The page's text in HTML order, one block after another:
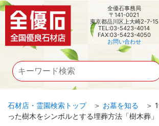
全優石事務局
〒141-0021
東京都品川区上大崎2-7-15
TEL:03-5423-4014
FAX:03-5423-4050
お問い合わせ
石材店・霊園検索トップ＞ お墓を知る ＞
った樹木をシンボルとする埋葬方法「樹木葬」